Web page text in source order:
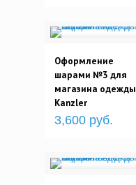
Оформление
шарами №3 для
магазина одежды
Kanzler
3,600 руб.